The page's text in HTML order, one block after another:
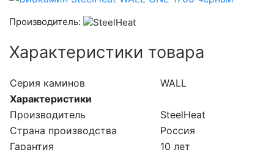
Производитель:
Характеристики товара
Серия каминов
WALL
Характеристики
Производитель
SteelHeat
Страна производства
Россия
Гарантия
10 лет